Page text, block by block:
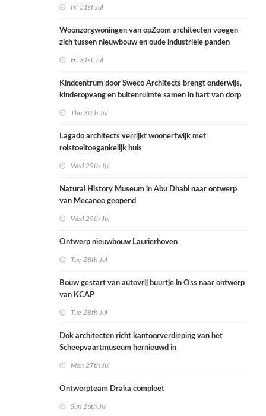
Fri 31st Jul
Woonzorgwoningen van opZoom architecten voegen
zich tussen nieuwbouw en oude industriële panden
Fri 31st Jul
Kindcentrum door Sweco Architects brengt onderwijs,
kinderopvang en buitenruimte samen in hart van dorp
Thu 30th Jul
Lagado architects verrijkt woonerfwijk met
rolstoeltoegankelijk huis
Wed 29th Jul
Natural History Museum in Abu Dhabi naar ontwerp
van Mecanoo geopend
Wed 29th Jul
Ontwerp nieuwbouw Laurierhoven
Tue 28th Jul
Bouw gestart van autovrij buurtje in Oss naar ontwerp
van KCAP
Tue 28th Jul
Dok architecten richt kantoorverdieping van het
Scheepvaartmuseum hernieuwd in
Mon 27th Jul
Ontwerpteam Draka compleet
Sun 26th Jul